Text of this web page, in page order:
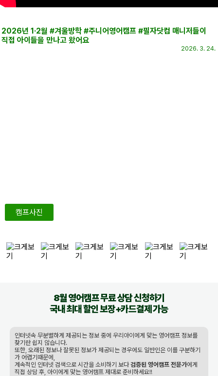
2026년 1·2월 #겨울방학 #주니어영어캠프 #필자닷컴 매니저들이
직접 아이들을 만나고 왔어요
2026. 3. 24.
캠프사진
8월영어캠프 무료 상담 신청하기
국내 최대 할인 보장+카드결제 가능
인터넷속 무분별하게 제공되는 정보 중에 우리아이에게 맞는 영어캠프 정보를
찾기란 쉽지 않습니다.
또한, 오래된 정보나 잘못된 정보가 제공되는 경우에도 일반인은 이를 구분하기
가 어렵기때문에,
계속적인 인터넷 검색으로 시간을 소비하기 보다검증된 영어캠프 전문가에게
직접 상담 후, 아이에게 맞는 영어캠프 제대로 준비하세요!!